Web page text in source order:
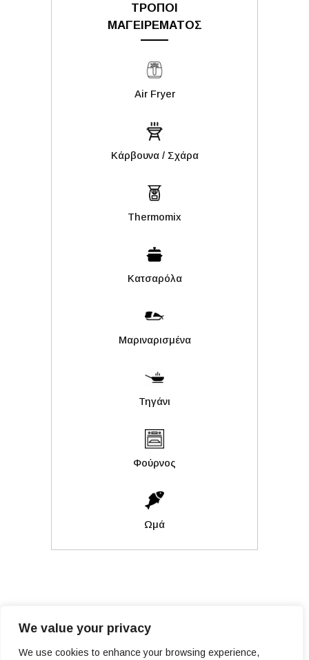
We value your privacy
We use cookies to enhance your browsing experience,
ΤΡΟΠΟΙ
ΜΑΓΕΙΡΕΜΑΤΟΣ
Air Fryer
Kάρβουνα / Σχάρα
Thermomix
Κατσαρόλα
Μαριναρισμένα
Τηγάνι
Φούρνος
Ωμά